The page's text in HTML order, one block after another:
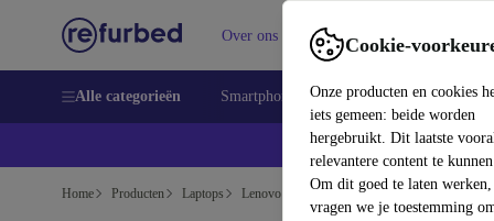
Cookie-
Onze producten en cookies
iets gemeen: beide worden
hergebruikt. Dit laatste
relevantere content te
Om dit goed te laten werken,
vragen we je toestemming
Over ons Verkopen Support
Alle categorieën Smartphones Laptops Tablets
Home Producten Laptops Lenovo Laptops